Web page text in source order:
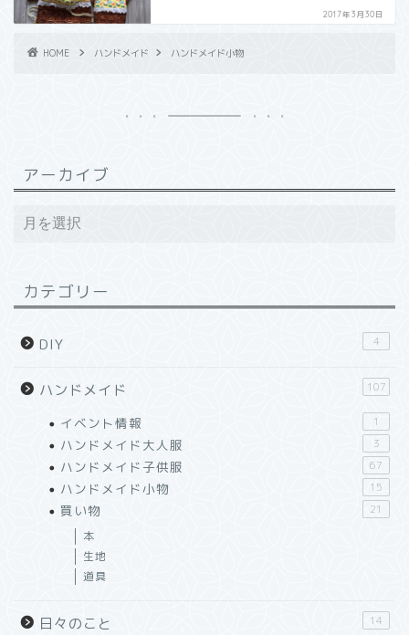
2017年3月30日
HOME ハンドメイド ハンドメイド小物
アーカイブ
カテゴリー
DIY 4
ハンドメイド 107
イベント情報 1
ハンドメイド大人服 3
ハンドメイド子供服 67
ハンドメイド小物 15
買い物 21
本
生地
道具
日々のこと 14